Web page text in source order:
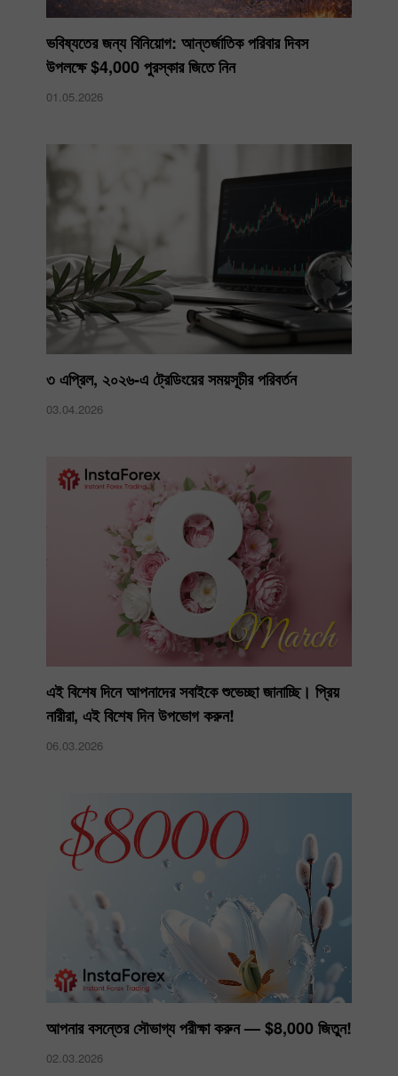
ভবিষ্যতের জন্য বিনিয়োগ: আন্তর্জাতিক পরিবার দিবস
উপলক্ষে $4,000 পুরস্কার জিতে নিন
01.05.2026
৩ এপ্রিল, ২০২৬-এ ট্রেডিংয়ের সময়সূচীর পরিবর্তন
03.04.2026
এই বিশেষ দিনে আপনাদের সবাইকে শুভেচ্ছা জানাচ্ছি। প্রিয়
নারীরা, এই বিশেষ দিন উপভোগ করুন!
06.03.2026
আপনার বসন্তের সৌভাগ্য পরীক্ষা করুন — $8,000 জিতুন!
02.03.2026